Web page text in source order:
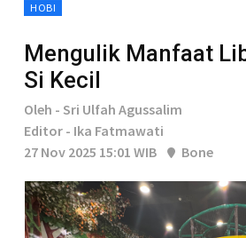
HOBI
Mengulik Manfaat
Si Kecil
Oleh - Sri Ulfah Agussalim
Editor - Ika Fatmawati
27 Nov 2025 15:01 WIB
Bone